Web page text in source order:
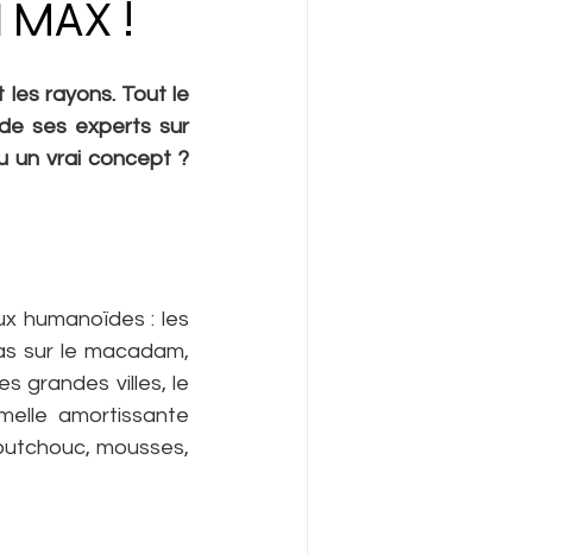
!
rayons. Tout le
ses experts sur
un vrai concept ?
humanoïdes : les
sur le macadam,
grandes villes, le
amortissante
mousses,